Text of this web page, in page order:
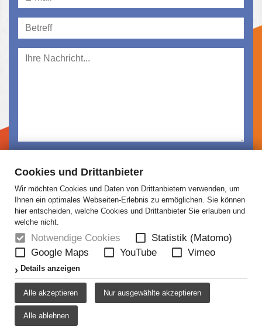
Cookies und Drittanbieter
Wir möchten Cookies und Daten von Drittanbietern verwenden, um
Ihnen ein optimales Webseiten-Erlebnis zu ermöglichen. Sie können
hier entscheiden, welche Cookies und Drittanbieter Sie erlauben und
welche nicht.
Notwendige Cookies
Statistik (Matomo)
Google Maps
YouTube Vimeo
Details anzeigen
Alle akzeptieren Nur ausgewählte akzeptieren
Alle ablehnen
akzeptiert.
Absenden
HOME
KONTAKT
AGB
DATENSCHUTZ
DISCLAIMER
IMPRESSUM